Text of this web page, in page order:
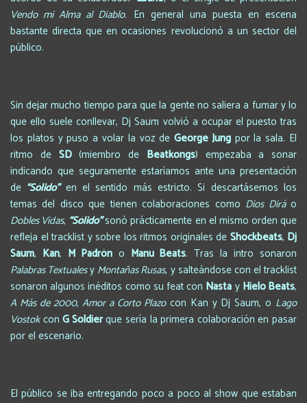
Vendo mi Alma al Diablo. En general una puesta en escena
bastante directa que en ocasiones revolucionó a un sector del
público.
Sin dejar mucho tiempo para que la gente no saliera a fumar y lo
que ello suele conllevar, Dj Saum volvió a ocupar el puesto tras
los platos y puso a volar la voz deGeorge Jungpor la sala. El
ritmo de SD(miembro de Beatkongs) empezaba a sonar
indicando que seguramente estaríamos ante una presentación
de “Sólido”en el sentido más estricto. Si descartásemos los
temas del disco que tienen colaboraciones como Dios Diráo
Dobles Vidas, “Sólido”sonó prácticamente en el mismo orden que
refleja el tracklist y sobre los ritmos originales de Shockbeats, Dj
Saum, Kan, M Padróno Manu Beats. Tras la intro sonaron
Palabras Textualesy Montañas Rusas, y salteándose con el tracklist
sonaron algunos inéditos como su feat con Nasta y Hielo Beats,
A Más de 2000,Amor a Corto Plazocon Kan y Dj Saum, o Lago
VostokconG Soldierque sería la primera colaboración en pasar
por el escenario.
El público se iba entregando poco a poco al show que estaban